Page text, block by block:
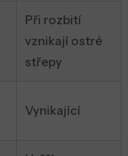
Při rozbití
vznikají ostré
střepy
Vynikající